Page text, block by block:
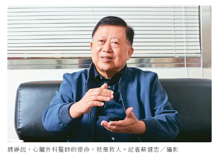
魏崢說，心臟外科醫師的使命，就是救人。記者蘇健忠／攝影